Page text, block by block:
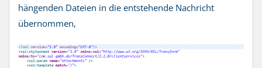
hängenden Dateien in die entstehende Nachricht
übernommen,